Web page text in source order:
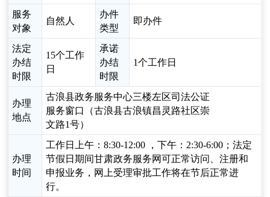
服务
对象
自然人
办件
类型
即办件
法定
办结
时限
15个工作
日
承诺
办结
时限
1个工作日
办理
地点
古浪县政务服务中心三楼左区司法公证
服务窗口（古浪县古浪镇昌灵路社区崇
文路1号）
办理
时间
工作日上午：8:30-12:00 ，下午：2:30-6:00；法定
节假日期间甘肃政务服务网可正常访问、注册和
申报业务，网上受理审批工作将在节后正常进
行。